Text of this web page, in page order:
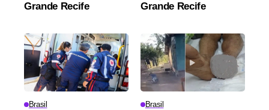
Grande Recife
Grande Recife
Brasil Brasil